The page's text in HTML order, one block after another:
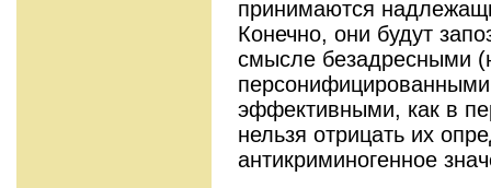
принимаются
Конечно, они будут
смысле безадресными
эффективными, как в
нельзя отрицать их
антикриминогенное